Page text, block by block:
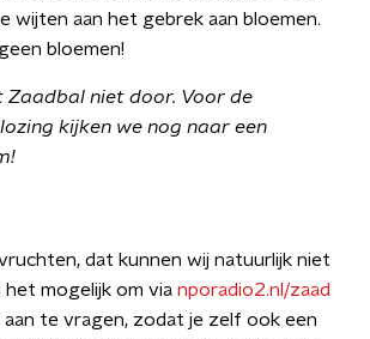
wijten aan het gebrek aan bloemen.
bloemen!
Zaadbal niet door. Voor de
kijken we nog naar een
dat kunnen wij natuurlijk niet
het mogelijk om via nporadio2.nl/zaad
te vragen, zodat je zelf ook een